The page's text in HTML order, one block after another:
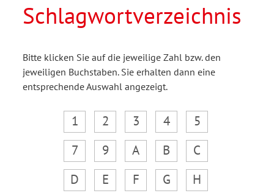
Schlagwortverzeichnis
Bitte klicken Sie auf die jeweilige Zahl bzw. den
jeweiligen Buchstaben. Sie erhalten dann eine
entsprechende Auswahl angezeigt.
1 2 3 4
5
7
9 A B
C
D
E F G
H